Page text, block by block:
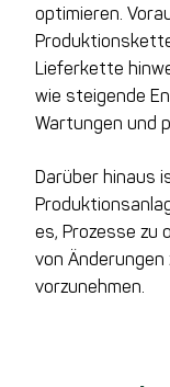
optimieren.
Lieferkette
wie steigende
Wartungen und
Darüber hinaus
es, Prozesse zu
von
vorzunehmen.